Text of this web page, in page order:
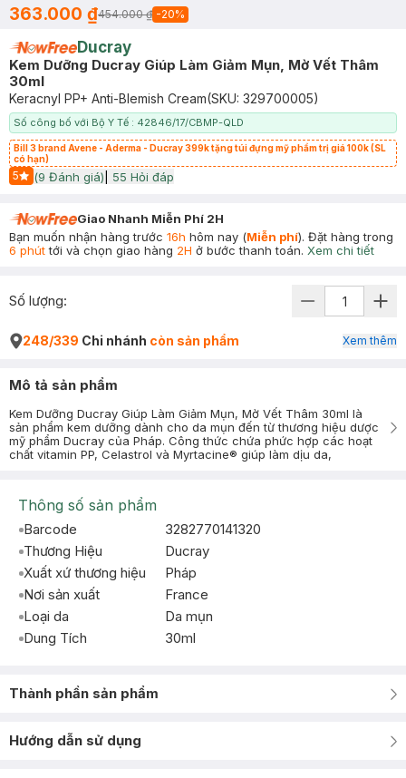
363.000 ₫454.000 ₫ -20%
Ducray
Kem Dưỡng Ducray Giúp Làm Giảm Mụn, Mờ Vết Thâm
30ml
Keracnyl PP+ Anti-Blemish Cream(SKU: 329700005)
Số công bố với Bộ Y Tế : 42846/17/CBMP-QLD
Bill 3 brand Avene - Aderma - Ducray 399k tặng túi đựng mỹ phẩm trị giá 100k (SL
có hạn)
5
Start Icon
(9 Đánh giá) 55 Hỏi đáp
Giao Nhanh Miễn Phí 2H
Bạn muốn nhận hàng trước 16h hôm nay (Miễn phí). Đặt hàng trong
6 phúttới và chọn giao hàng 2H ở bước thanh toán. Xem chi tiết
Số lượng:
248/339 Chi nhánh còn sản phẩm Xem thêm
Mô tả sản phẩm
Kem Dưỡng Ducray Giúp Làm Giảm Mụn, Mờ Vết Thâm 30ml là
sản phẩm kem dưỡng dành cho da mụn đến từ thương hiệu dược
mỹ phẩm Ducray của Pháp. Công thức chứa phức hợp các hoạt
chất vitamin PP, Celastrol và Myrtacine® giúp làm dịu da,
Thông số sản phẩm
Barcode
3282770141320
Thương Hiệu
Ducray
Xuất xứ thương hiệu
Pháp
Nơi sản xuất
France
Loại da
Da mụn
Dung Tích
30ml
Thành phần sản phẩm
Hướng dẫn sử dụng